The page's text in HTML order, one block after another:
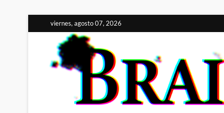
al
contenido
viernes, agosto 07, 2026